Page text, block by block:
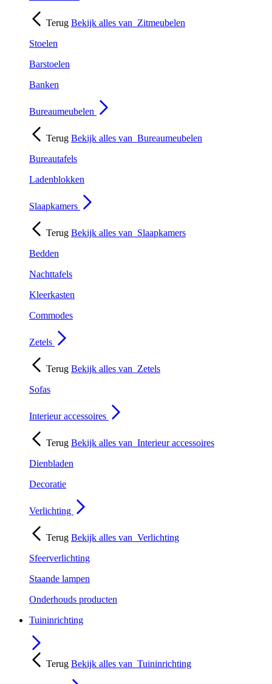
Terug Bekijk alles van Zitmeubelen
Stoelen
Barstoelen
Banken
Bureaumeubelen
Terug Bekijk alles van Bureaumeubelen
Bureautafels
Ladenblokken
Slaapkamers
Terug Bekijk alles van Slaapkamers
Bedden
Nachttafels
Kleerkasten
Commodes
Zetels
Terug Bekijk alles van Zetels
Sofas
Interieur accessoires
Terug Bekijk alles van Interieur accessoires
Dienbladen
Decoratie
Verlichting
Terug Bekijk alles van Verlichting
Sfeerverlichting
Staande lampen
Onderhouds producten
Tuininrichting
Terug Bekijk alles van Tuininrichting